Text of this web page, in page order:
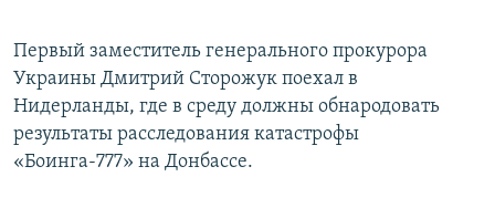
Первый заместитель генерального прокурора
Украины Дмитрий Сторожук поехал в
Нидерланды, где в среду должны обнародовать
результаты расследования катастрофы
«Боинга-777» на Донбассе.